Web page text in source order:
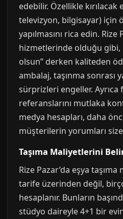
edebilir. Özellikle kırılacak
televizyon, bilgisayar) için
yapılmasını rica edin.
hizmetlerinde olduğu gibi,
olsun” derken kaliteden
ambalaj, taşınma sonrası
sürprizleri engeller. Ayrıca
referanslarını mutlaka
medya hesapları, daha
müşterilerin yorumları size
Taşıma Maliyetlerini
Rize Pazar’da eşya
tarife üzerinden değil,
hesaplanır. Bunların
stüdyo daireyle 4+1 bir